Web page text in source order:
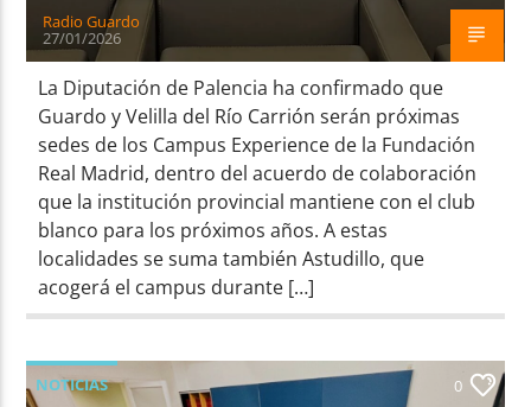
Radio Guardo
27/01/2026
La Diputación de Palencia ha confirmado que
Guardo y Velilla del Río Carrión serán próximas
sedes de los Campus Experience de la Fundación
Real Madrid, dentro del acuerdo de colaboración
que la institución provincial mantiene con el club
blanco para los próximos años. A estas
localidades se suma también Astudillo, que
acogerá el campus durante […]
NOTICIAS 0